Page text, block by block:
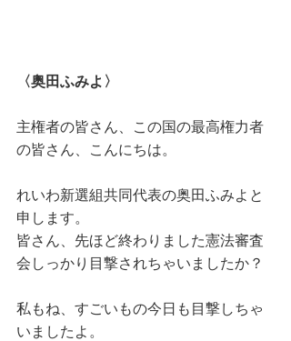
〈奥田ふみよ〉
主権者の皆さん、この国の最高権力者
の皆さん、こんにちは。
れいわ新選組共同代表の奥田ふみよと
申します。
皆さん、先ほど終わりました憲法審査
会しっかり目撃されちゃいましたか？
私もね、すごいもの今日も目撃しちゃ
いましたよ。